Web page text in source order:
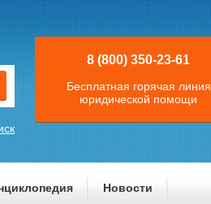
8 (800) 350-23-61
Бесплатная горячая линия
юридической помощи
Новости